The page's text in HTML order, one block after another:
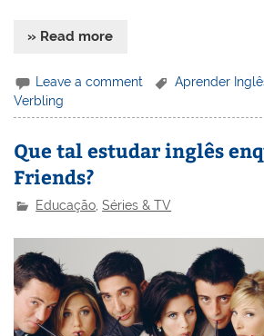
» Read more
Leave a comment Aprender
Verbling
Que tal estudar inglês
Friends?
Educação ,Séries & TV